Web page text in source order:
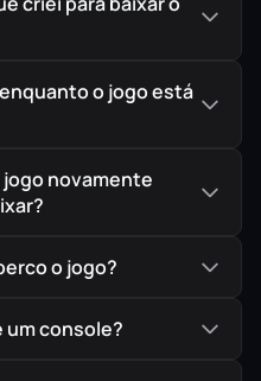
o jogo está
jogo novamente
o jogo?
um console?